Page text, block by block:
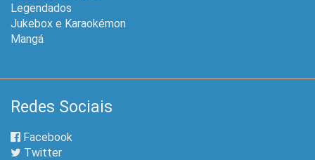
Legendados
Jukebox e Karaokémon
Mangá
Redes Sociais
Facebook
Twitter